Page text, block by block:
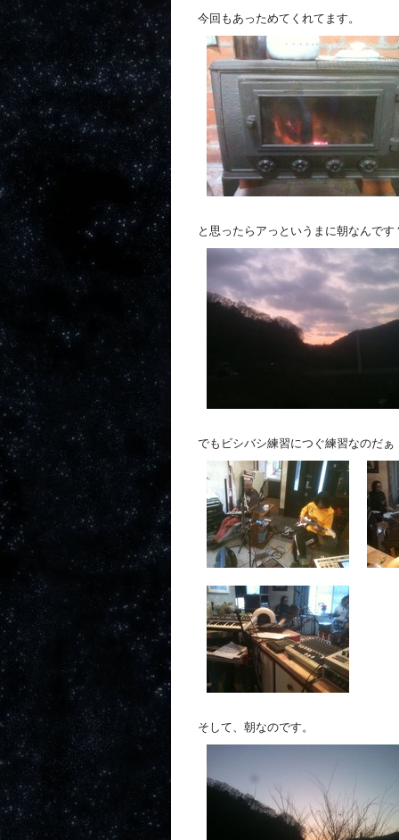
今回もあっためてくれてます。
と思ったらアっというまに朝なんです
でもビシバシ練習につぐ練習なのだぁ
そして、朝なのです。